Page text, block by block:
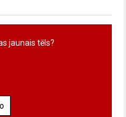
jaunais tēls?